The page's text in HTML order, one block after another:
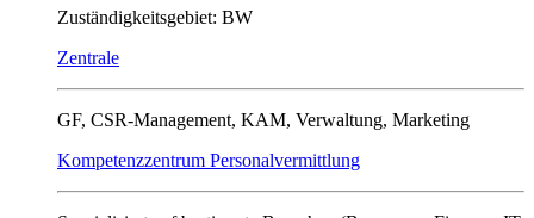
Zuständigkeitsgebiet: BW
Zentrale
GF, CSR-Management, KAM, Verwaltung, Marketing
Kompetenzzentrum Personalvermittlung